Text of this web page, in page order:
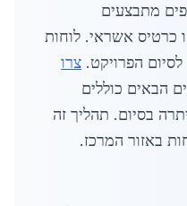
מתבצעים
כרטיס אשראי. לוחות
הפרויקט. צרו
הבאים כוללים
בסיום. תהליך זה
באזור המרכז.